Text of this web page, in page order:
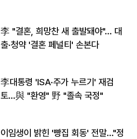
李 "결혼, 희망찬 새 출발돼야"… 대
출·청약 '결혼 페널티' 손본다
李대통령 'ISA·주가 누르기' 재검
토…與 "환영" 野 "졸속 국정"
이임생이 밝힌 '빵집 회동' 전말…"정